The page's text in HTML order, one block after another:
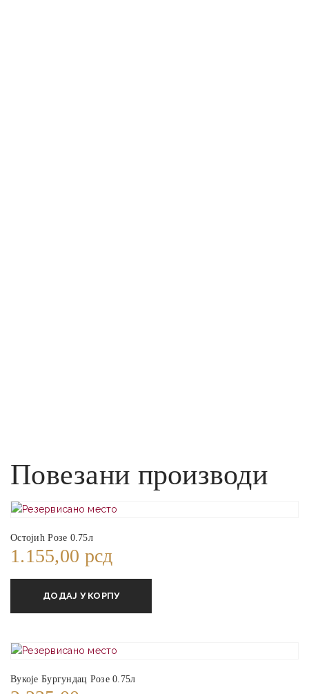
Повезани производи
Остојић Розе 0.75л
1.155,00 рсд
ДОДАЈ У КОРПУ
Вукоје Бургундац Розе 0.75л